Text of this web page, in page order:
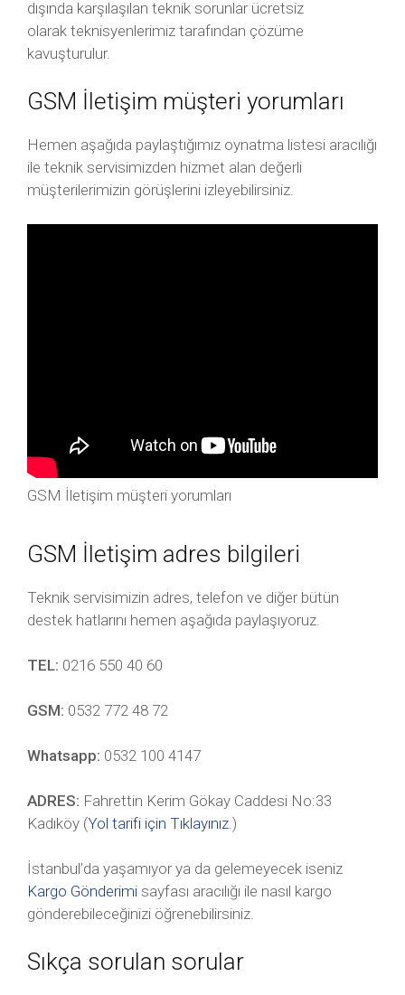
dışında karşılaşılan teknik sorunlar ücretsiz
olarak teknisyenlerimiz tarafından çözüme
kavuşturulur.
GSM İletişim müşteri yorumları
Hemen aşağıda paylaştığımız oynatma listesi aracılığı
ile teknik servisimizden hizmet alan değerli
müşterilerimizin görüşlerini izleyebilirsiniz.
GSM İletişim müşteri yorumları
GSM İletişim adres bilgileri
Teknik servisimizin adres, telefon ve diğer bütün
destek hatlarını hemen aşağıda paylaşıyoruz.
TEL: 0216 550 40 60
GSM: 0532 772 48 72
Whatsapp: 0532 100 4147
ADRES: Fahrettin Kerim Gökay Caddesi No:33
Kadıköy (Yol tarifi için Tıklayınız.)
İstanbul’da yaşamıyor ya da gelemeyecek iseniz
Kargo Gönderimi sayfası aracılığı ile nasıl kargo
gönderebileceğinizi öğrenebilirsiniz.
Sıkça sorulan sorular